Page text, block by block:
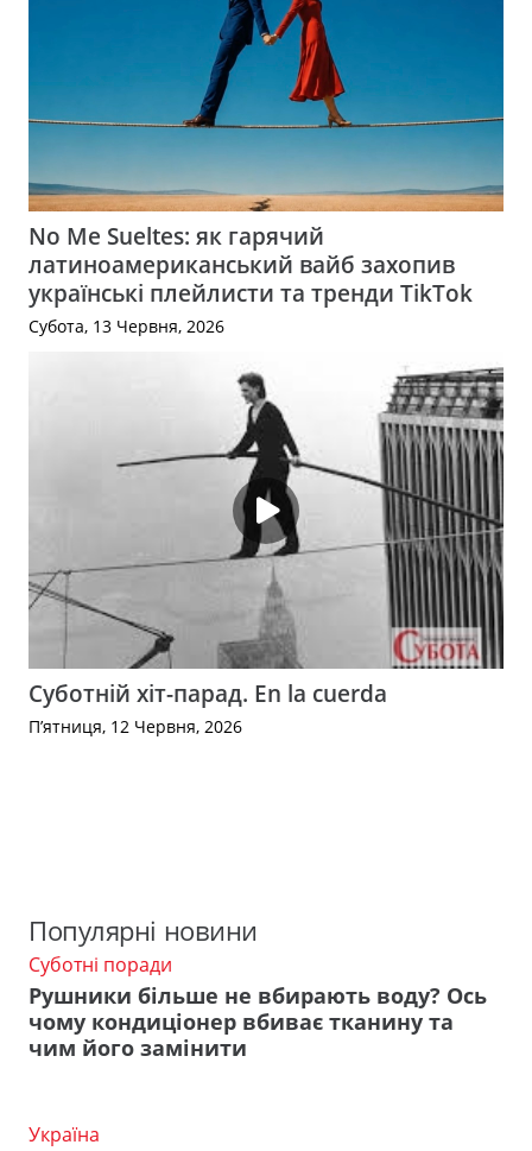
No Me Sueltes: як гарячий
латиноамериканський вайб захопив
українські плейлисти та тренди TikTok
Субота, 13 Червня, 2026
Суботній хіт-парад. En la cuerda
П’ятниця, 12 Червня, 2026
Популярні новини
Суботні поради
Рушники більше не вбирають воду? Ось
чому кондиціонер вбиває тканину та
чим його замінити
Україна